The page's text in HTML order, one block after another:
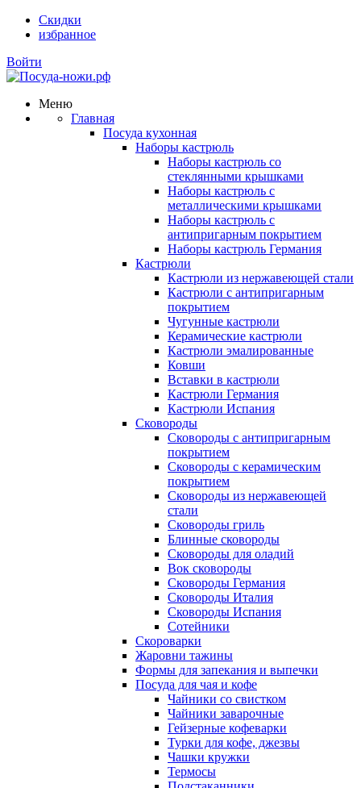
Скидки
избранное
Войти
Меню
Главная
Посуда кухонная
Наборы кастрюль
Наборы кастрюль со
стеклянными крышками
Наборы кастрюль с
металлическими крышками
Наборы кастрюль с
антипригарным покрытием
Наборы кастрюль Германия
Кастрюли
Кастрюли из нержавеющей стали
Кастрюли с антипригарным
покрытием
Чугунные кастрюли
Керамические кастрюли
Кастрюли эмалированные
Ковши
Вставки в кастрюли
Кастрюли Германия
Кастрюли Испания
Сковороды
Сковороды с антипригарным
покрытием
Сковороды с керамическим
покрытием
Сковороды из нержавеющей
стали
Сковороды гриль
Блинные сковороды
Сковороды для оладий
Вок сковороды
Сковороды Германия
Сковороды Италия
Сковороды Испания
Сотейники
Скороварки
Жаровни тажины
Формы для запекания и выпечки
Посуда для чая и кофе
Чайники со свистком
Чайники заварочные
Гейзерные кофеварки
Турки для кофе, джезвы
Чашки кружки
Термосы